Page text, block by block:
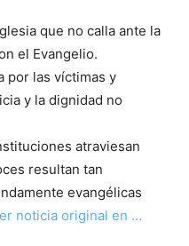
que no calla ante la
el Evangelio.
por las víctimas y
y la dignidad no
atraviesan
resultan tan
evangélicas
noticia original en …